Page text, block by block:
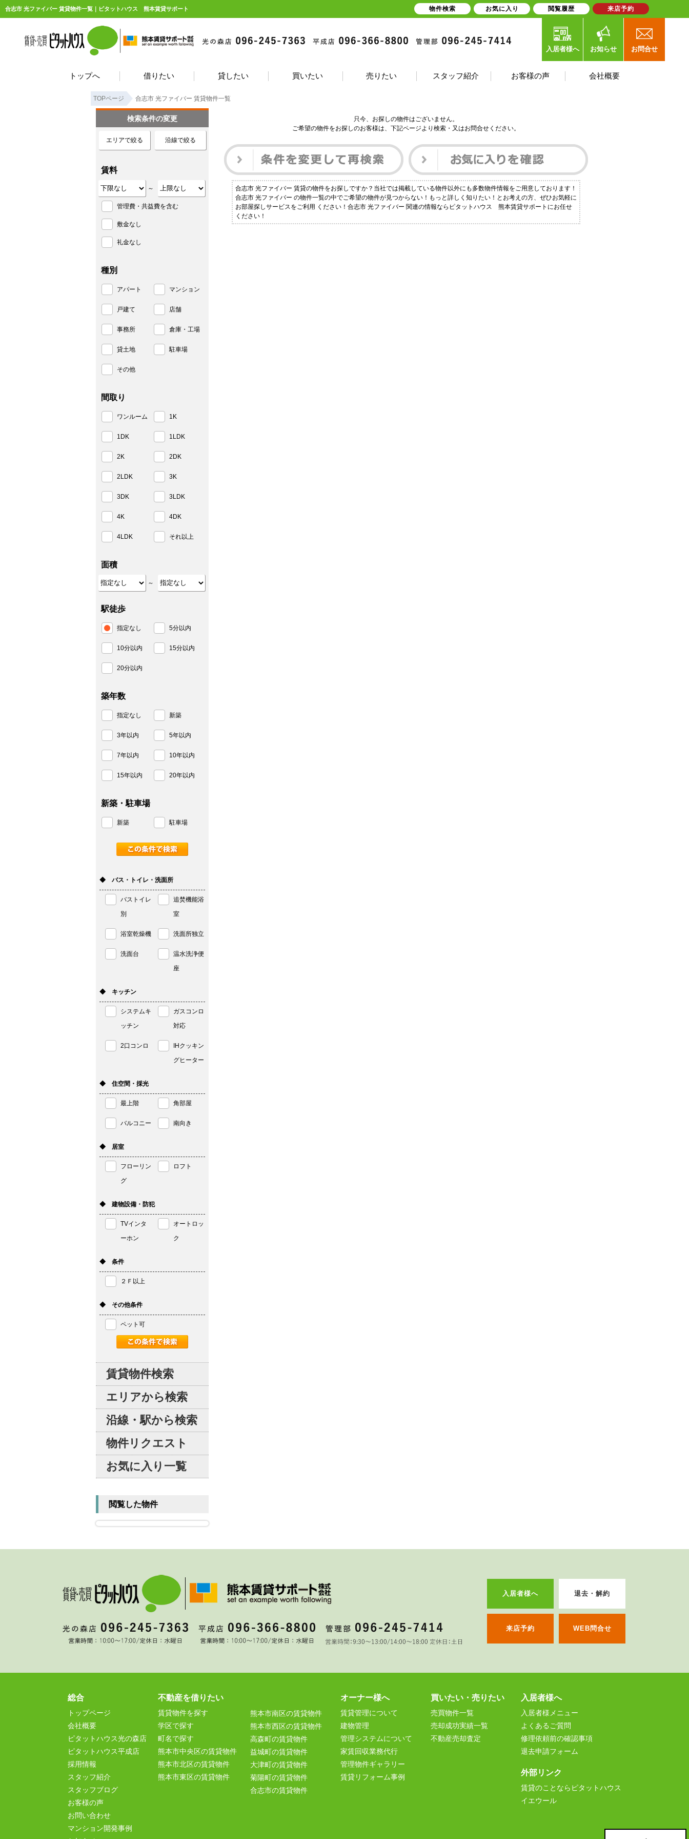
合志市 光ファイバー 賃貸物件一覧｜ピタットハウス 熊本賃貸サポート
入居者様へ お知らせ お問合せ
トップへ 借りたい 貸したい 買いたい 売りたい スタッフ紹介 お客様の声 会社概要
TOPページ 合志市 光ファイバー 賃貸物件一覧
只今、お探しの物件はございません。
ご希望の物件をお探しのお客様は、下記ページより検索・又はお問合せください。
合志市 光ファイバー 賃貸の物件をお探しですか？当社では掲載している物件以外にも多数物件情報をご用意しております！
合志市 光ファイバー の物件一覧の中でご希望の物件が見つからない！もっと詳しく知りたい！とお考えの方、ぜひお気軽に
お部屋探しサービスをご利用 ください！合志市 光ファイバー 関連の情報ならピタットハウス 熊本賃貸サポートにお任せ
ください！
検索条件の変更
エリアで絞る 沿線で絞る
賃料
～
管理費・共益費を含む
敷金なし
礼金なし
種別
アパート マンション
戸建て 店舗
事務所 倉庫・工場
貸土地 駐車場
その他
間取り
ワンルーム 1K
1DK 1LDK
2K 2DK
2LDK 3K
3DK 3LDK
4K 4DK
4LDK それ以上
面積
～
駅徒歩
指定なし 5分以内
10分以内 15分以内
20分以内
築年数
指定なし 新築
3年以内 5年以内
7年以内 10年以内
15年以内 20年以内
新築・駐車場
新築 駐車場
◆ バス・トイレ・洗面所
バストイレ
別
追焚機能浴
室
浴室乾燥機 洗面所独立
洗面台
温水洗浄便
座
◆ キッチン
システムキ
ッチン
ガスコンロ
対応
2口コンロ
IHクッキン
グヒーター
◆ 住空間・採光
最上階 角部屋
バルコニー 南向き
◆ 居室
フローリン
グ
ロフト
◆ 建物設備・防犯
TVインタ
ーホン
オートロッ
ク
◆ 条件
２Ｆ以上
◆ その他条件
ペット可
賃貸物件検索
エリアから検索
沿線・駅から検索
物件リクエスト
お気に入り一覧
閲覧した物件
入居者様へ 退去・解約
来店予約 WEB問合せ
総合
トップページ
会社概要
ピタットハウス光の森店
ピタットハウス平成店
採用情報
スタッフ紹介
スタッフブログ
お客様の声
お問い合わせ
マンション開発事例
不動産を借りたい
賃貸物件を探す
学区で探す
町名で探す
熊本市中央区の賃貸物件
熊本市北区の賃貸物件
熊本市東区の賃貸物件
熊本市南区の賃貸物件
熊本市西区の賃貸物件
高森町の賃貸物件
益城町の賃貸物件
大津町の賃貸物件
菊陽町の賃貸物件
合志市の賃貸物件
オーナー様へ
賃貸管理について
建物管理
管理システムについて
家賃回収業務代行
管理物件ギャラリー
賃貸リフォーム事例
買いたい・売りたい
売買物件一覧
売却成功実績一覧
不動産売却査定
入居者様へ
入居者様メニュー
よくあるご質問
修理依頼前の確認事項
退去申請フォーム
外部リンク
賃貸のことならピタットハウス
イエウール
物件検索 お気に入り 閲覧履歴 来店予約